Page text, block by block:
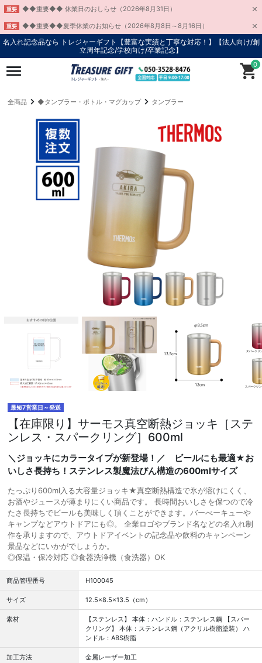
重要 ◆◆重要◆◆ 休業日のおしらせ（2026年8月31日）
重要
◆◆重要◆◆夏季休業のお知らせ（2026年8月8日～8月16日）
名入れ記念品なら トレジャーギフト【豊富な実績と丁寧な対応！】
【法人向け/創
立周年記念/学校向け/卒業記念】
0
全商品 ◆タンブラー・ボトル・マグカップ タンブラー
最短7営業日～発送
【在庫限り】サーモス真空断熱ジョッキ［ステ
ンレス・スパークリング］600ml
＼ジョッキにカラータイプが新登場！／ ビールにも最適★お
いしさ長持ち！ステンレス製魔法びん構造の600mlサイズ
たっぷり600ml入る大容量ジョッキ★真空断熱構造で氷が溶けにくく、
お酒やジュースが薄まりにくい商品です。 長時間おいしさを保つので冷
たさ長持ちでビールも美味しく頂くことができます。バーべーキューや
キャンプなどアウトドアにも◎。 企業ロゴやブランド名などの名入れ制
作を承りますので、アウトドアイベントの記念品や飲料のキャンペーン
景品などにいかがでしょうか。
◎保温・保冷対応 ◎食器洗浄機（食洗器）OK
商品管理番号 H100045
サイズ 12.5×8.5×13.5（cm）
素材
【ステンレス】 本体：ハンドル：ステンレス鋼 【スパー
クリング】 本体：ステンレス鋼（アクリル樹脂塗装） ハ
ンドル：ABS樹脂
加工方法 金属レーザー加工